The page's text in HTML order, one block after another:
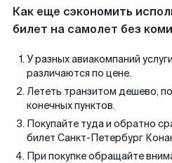
Как еще сэкономить
билет на самолет без
У разных авиакомпаний
различаются по цене.
Лететь транзитом дешево,
конечных пунктов.
Покупайте туда и обратно
билет Санкт-Петербург
При покупке обращайте